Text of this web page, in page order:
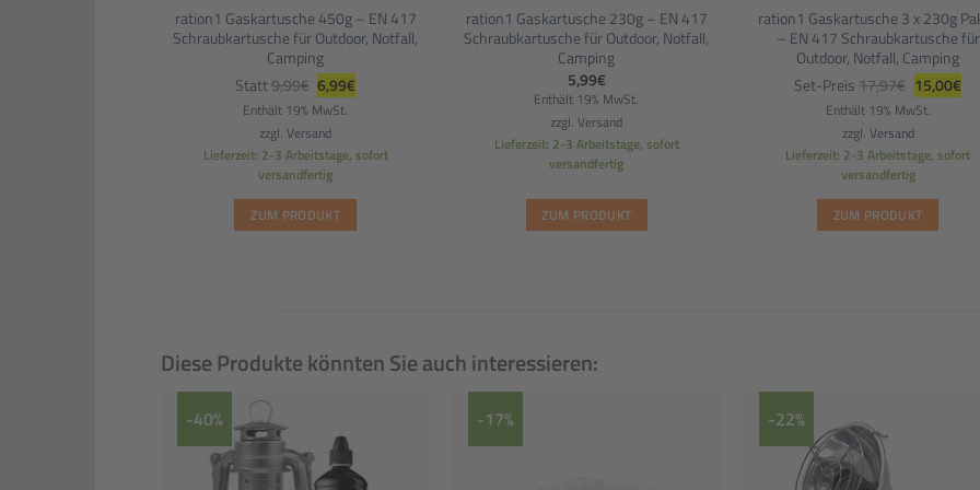
ration1 Gaskartusche 450g – EN 417
Schraubkartusche für Outdoor, Notfall,
Camping
Statt9,99€ Ursprünglicher
Preis
war:
9,99€
6,99€Aktueller
Preis
Enthält 19% MwSt.
zzgl.Versand
Lieferzeit: 2-3 Arbeitstage, sofort
versandfertig
ZUM PRODUKT
ration1 Gaskartusche 230g – EN 417
Schraubkartusche für Outdoor, Notfall,
Camping
5,99€
Enthält 19% MwSt.
zzgl.Versand
Lieferzeit: 2-3 Arbeitstage, sofort
versandfertig
ZUM PRODUKT
ration1 Gaskartusche 3 x 230g
– EN 417 Schraubkartusche für
Outdoor, Notfall, Camping
Set-Preis 17,97€ Preis
war:
17,97€
15,00€Preis
Enthält 19% MwSt.
zzgl. Versand
Lieferzeit: 2-3 Arbeitstage, sofort
versandfertig
ZUM PRODUKT
Diese Produkte könnten Sie auch interessieren:
-40% -17% -22%